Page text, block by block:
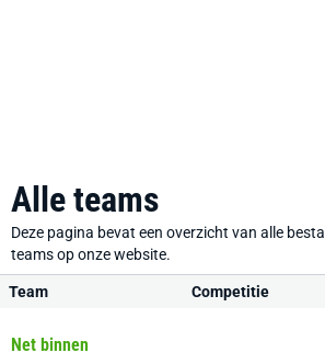
Alle teams
Deze pagina bevat een overzicht van alle
teams op onze website.
Team Competitie
Net binnen